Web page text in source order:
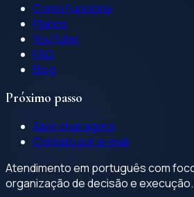
Como Funciona
Planos
YouTube
FAQ
Blog
Próximo passo
Abrir chat agora
Contato por e-mail
Atendimento em português com
organização de decisão e execução.